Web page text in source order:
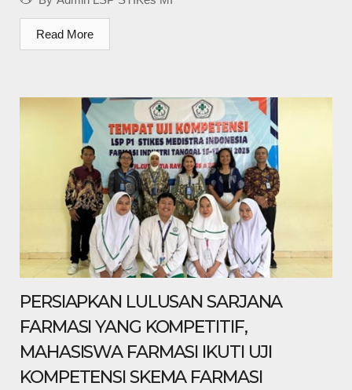
Read More
PERSIAPKAN LULUSAN SARJANA
FARMASI YANG KOMPETITIF,
MAHASISWA FARMASI IKUTI UJI
KOMPETENSI SKEMA FARMASI